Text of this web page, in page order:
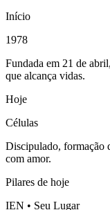
Início
1978
Fundada em 21 de
que alcança vidas.
Hoje
Células
Discipulado, formação
com amor.
Pilares de hoje
IEN • Seu Lugar